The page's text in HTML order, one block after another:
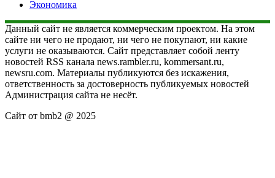
Экономика
Данный сайт не является коммерческим проектом. На этом
сайте ни чего не продают, ни чего не покупают, ни какие
услуги не оказываются. Сайт представляет собой ленту
новостей RSS канала news.rambler.ru, kommersant.ru,
newsru.com. Материалы публикуются без искажения,
ответственность за достоверность публикуемых новостей
Администрация сайта не несёт.
Сайт от bmb2 @ 2025